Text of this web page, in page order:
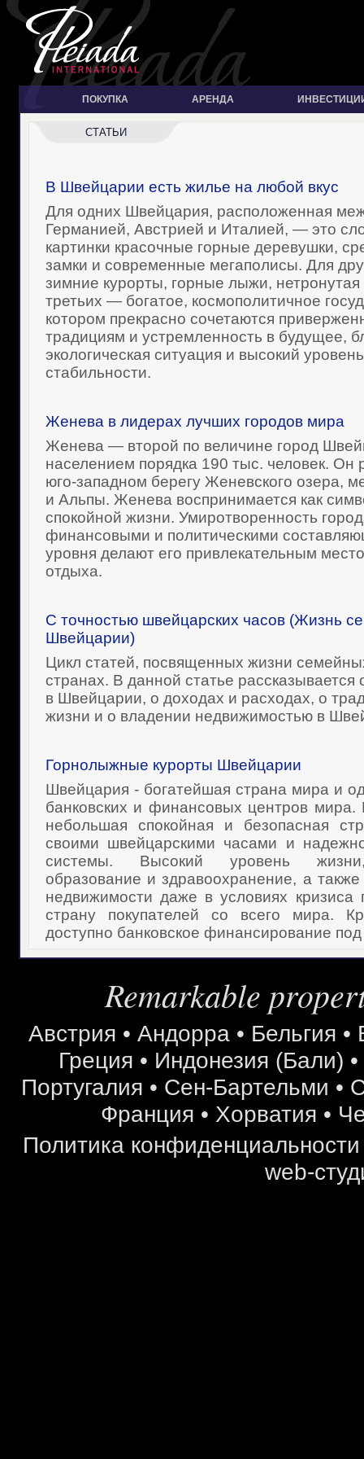
ПОКУПКА АРЕНДА
СТАТЬИ
В Швейцарии есть жилье на любой вкус
Для одних Швейцария, расположенная
Германией, Австрией и Италией, — это
картинки красочные горные деревушки,
замки и современные мегаполисы. Для
зимние курорты, горные лыжи,
третьих — богатое, космополитичное
котором прекрасно сочетаются
традициям и устремленность в будущее,
экологическая ситуация и высокий
стабильности.
Женева в лидерах лучших городов мира
Женева — второй по величине город
населением порядка 190 тыс. человек. Он
юго-западном берегу Женевского озера,
и Альпы. Женева воспринимается как
спокойной жизни. Умиротворенность
финансовыми и политическими
уровня делают его привлекательным
отдыха.
С точностью швейцарских часов (Жизнь
Швейцарии)
Цикл статей, посвященных жизни
странах. В данной статье
в Швейцарии, о доходах и расходах, о
жизни и о владении недвижимостью в
Горнолыжные курорты Швейцарии
Швейцария - богатейшая страна мира и
банковских и финансовых центров
небольшая спокойная и безопасная
своими швейцарскими часами и
системы. Высокий уровень жизни,
образование и здравоохранение, а
недвижимости даже в условиях кризиса
страну покупателей со всего мира.
доступно банковское финансирование под
Remarkable
Австрия • Андорра • Бельгия •
Греция • Индонезия (Бали) •
Португалия • Сен-Бартельми •
Франция • Хорватия •
Политика конфиденциальности
web-